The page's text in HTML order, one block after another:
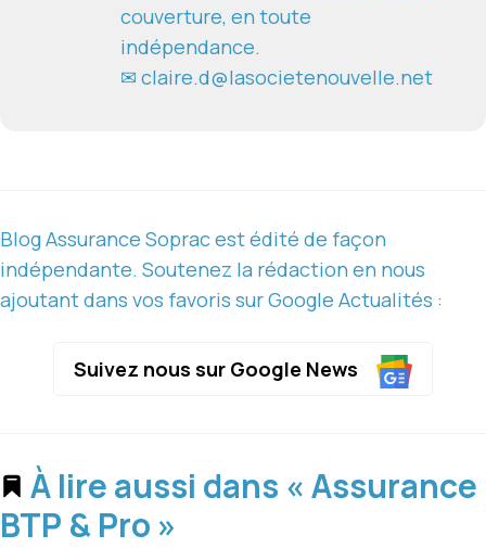
couverture, en toute
indépendance.
✉ claire.d@lasocietenouvelle.net
Blog Assurance Soprac est édité de façon
indépendante. Soutenez la rédaction en nous
ajoutant dans vos favoris sur Google Actualités :
Suivez nous sur Google News
À lire aussi dans « Assurance
BTP & Pro »